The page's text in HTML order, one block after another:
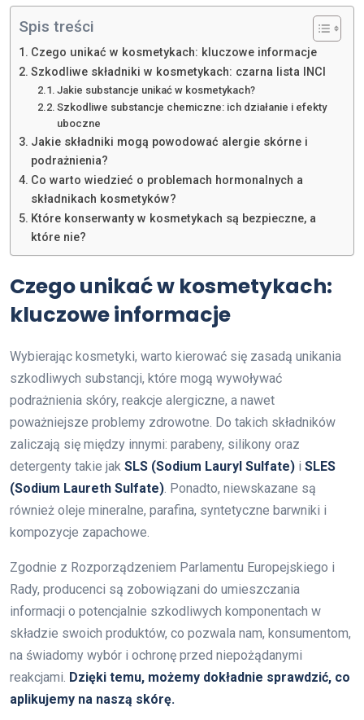
Spis treści
Czego unikać w kosmetykach: kluczowe informacje
Szkodliwe składniki w kosmetykach: czarna lista INCI
Jakie substancje unikać w kosmetykach?
Szkodliwe substancje chemiczne: ich działanie i efekty
uboczne
Jakie składniki mogą powodować alergie skórne i
podrażnienia?
Co warto wiedzieć o problemach hormonalnych a
składnikach kosmetyków?
Które konserwanty w kosmetykach są bezpieczne, a
które nie?
Czego unikać w kosmetykach:
kluczowe informacje
Wybierając kosmetyki, warto kierować się zasadą unikania
szkodliwych substancji, które mogą wywoływać
podrażnienia skóry, reakcje alergiczne, a nawet
poważniejsze problemy zdrowotne. Do takich składników
zaliczają się między innymi: parabeny, silikony oraz
detergenty takie jak SLS (Sodium Lauryl Sulfate) i SLES
(Sodium Laureth Sulfate). Ponadto, niewskazane są
również oleje mineralne, parafina, syntetyczne barwniki i
kompozycje zapachowe.
Zgodnie z Rozporządzeniem Parlamentu Europejskiego i
Rady, producenci są zobowiązani do umieszczania
informacji o potencjalnie szkodliwych komponentach w
składzie swoich produktów, co pozwala nam, konsumentom,
na świadomy wybór i ochronę przed niepożądanymi
reakcjami. Dzięki temu, możemy dokładnie sprawdzić, co
aplikujemy na naszą skórę.